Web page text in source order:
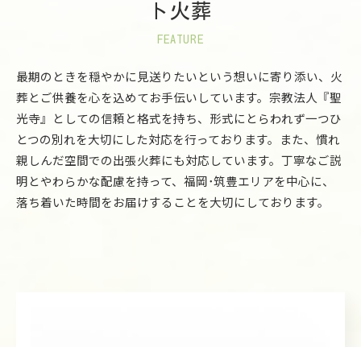
ト火葬
FEATURE
最期のときを穏やかに見送りたいという想いに寄り添い、火
葬とご供養を心を込めてお手伝いしています。宗教法人『聖
光寺』としての信頼と格式を持ち、形式にとらわれず一つひ
とつの別れを大切にした対応を行っております。また、慣れ
親しんだ空間での出張火葬にも対応しています。丁寧なご説
明とやわらかな配慮を持って、福岡･筑豊エリアを中心に、
落ち着いた時間をお届けすることを大切にしております。